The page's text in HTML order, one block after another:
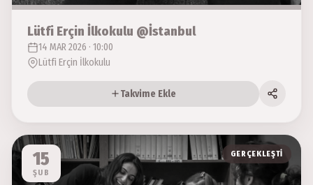
Lütfi Erçin İlkokulu @İstanbul
14 MAR 2026 · 10:00
Lütfi Erçin İlkokulu
Takvime Ekle
15
ŞUB
GERÇEKLEŞTI